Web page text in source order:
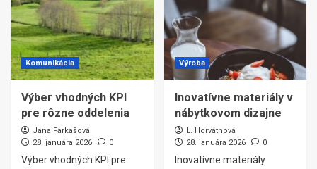
Komunikácia
Výber vhodných KPI
pre rôzne oddelenia
Jana Farkašová
28. januára 2026
0
Výber vhodných KPI pre
Výroba
Inovatívne materiály v
nábytkovom dizajne
L. Horváthová
28. januára 2026
0
Inovatívne materiály